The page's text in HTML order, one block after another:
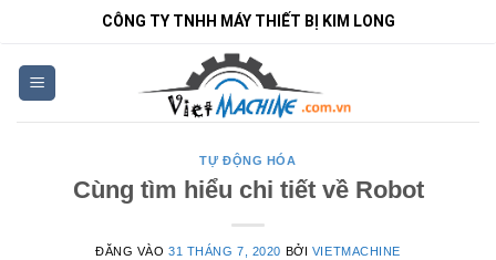
nội
dung
CÔNG TY TNHH MÁY THIẾT BỊ KIM LONG
TỰ ĐỘNG HÓA
Cùng tìm hiểu chi tiết về Robot
ĐĂNG VÀO31 THÁNG 7, 2020 BỞI VIETMACHINE